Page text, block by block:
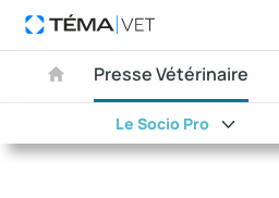
Presse Vétérinaire
Le Socio Pro